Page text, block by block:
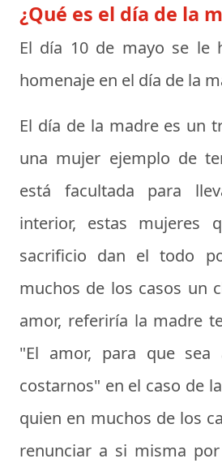
¿Qué es el día de la
El día 10 de mayo se le
homenaje en el día de la
El día de la madre es un
una mujer ejemplo de
está facultada para
interior, estas mujeres
sacrificio dan el todo
muchos de los casos un
amor, referiría la madre
"El amor, para que sea
costarnos" en el caso de
quien en muchos de los
renunciar a si misma